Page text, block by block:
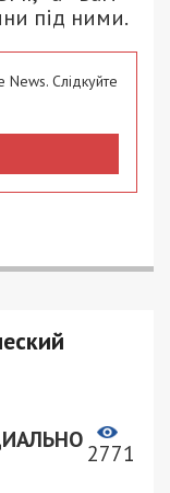
під ними.
Слідкуйте
2771